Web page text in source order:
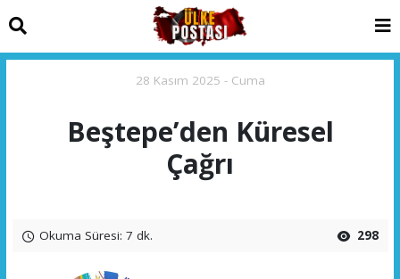
28 Kasım 2025 - Cuma
Beştepe’den Küresel
Çağrı
Okuma Süresi: 7 dk. 298